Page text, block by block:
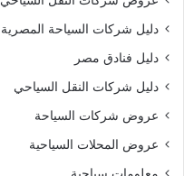
دليل شركات السياحة المصرية
دليل فنادق مصر
دليل شركات النقل السياحي
عروض شركات السياحة
عروض المحلات السياحية